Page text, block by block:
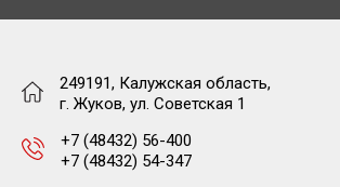
249191, Калужская область,
г. Жуков, ул. Советская 1
+7 (48432) 56-400
+7 (48432) 54-347